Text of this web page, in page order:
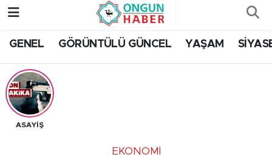
GENEL GÖRÜNTÜLÜ GÜNCEL YAŞAM
ASAYİŞ
EKONOMİ
Trafik Durumu
Tüm Manşetler
Son Dakika Haberleri